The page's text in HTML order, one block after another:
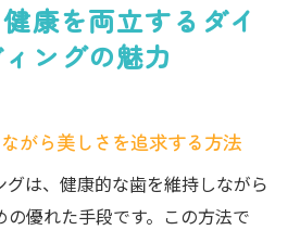
康を両立するダイ
ングの魅力
がら美しさを追求する方法
は、健康的な歯を維持しながら
優れた手段です。この方法で